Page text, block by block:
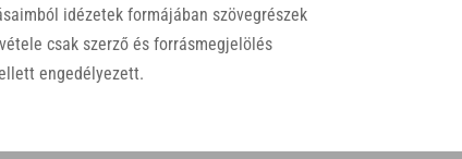
idézetek formájában szövegrészek
csak szerző és forrásmegjelölés
engedélyezett.